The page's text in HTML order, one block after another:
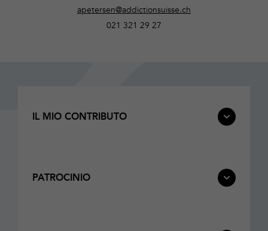
apetersen@addictionsuisse.ch
021 321 29 27
IL MIO CONTRIBUTO
PATROCINIO